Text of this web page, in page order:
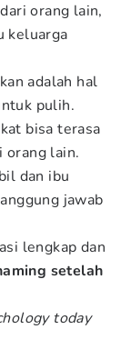
orang lain,
keluarga
adalah hal
pulih.
bisa terasa
orang lain.
dan ibu
jawab
lengkap dan
setelah
today